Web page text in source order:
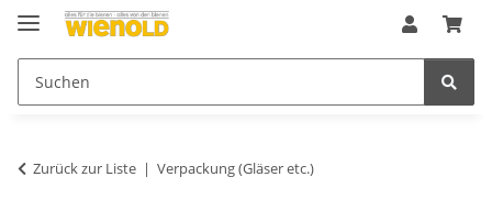
Zurück zur Liste Verpackung (Gläser etc.)